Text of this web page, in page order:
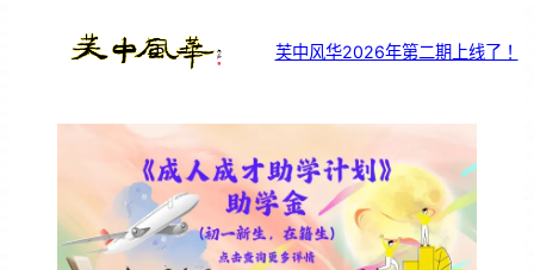
芙中风华2026年第二期上线了！